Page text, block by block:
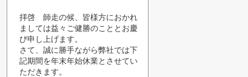
拝啓 師走の候、皆様方におかれ
ましては益々ご健勝のこととお慶
び申し上げます。
さて、誠に勝手ながら弊社では下
記期間を年末年始休業とさせてい
ただきます。